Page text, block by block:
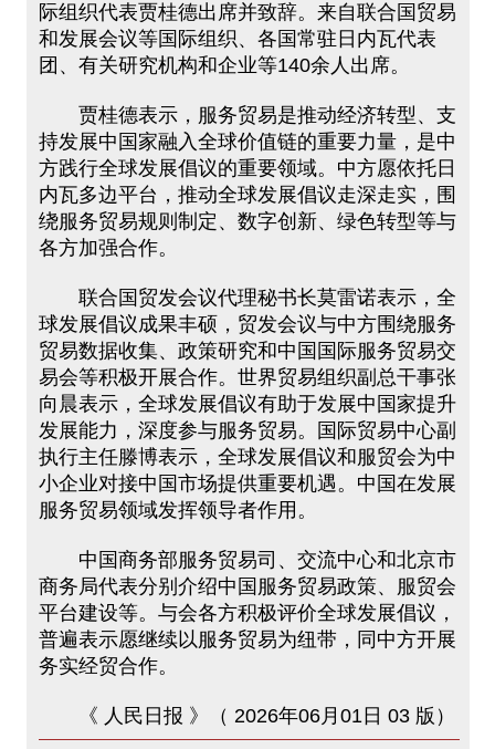
际组织代表贾桂德出席并致辞。来自联合国贸易
和发展会议等国际组织、各国常驻日内瓦代表
团、有关研究机构和企业等140余人出席。
贾桂德表示，服务贸易是推动经济转型、支
持发展中国家融入全球价值链的重要力量，是中
方践行全球发展倡议的重要领域。中方愿依托日
内瓦多边平台，推动全球发展倡议走深走实，围
绕服务贸易规则制定、数字创新、绿色转型等与
各方加强合作。
联合国贸发会议代理秘书长莫雷诺表示，全
球发展倡议成果丰硕，贸发会议与中方围绕服务
贸易数据收集、政策研究和中国国际服务贸易交
易会等积极开展合作。世界贸易组织副总干事张
向晨表示，全球发展倡议有助于发展中国家提升
发展能力，深度参与服务贸易。国际贸易中心副
执行主任滕博表示，全球发展倡议和服贸会为中
小企业对接中国市场提供重要机遇。中国在发展
服务贸易领域发挥领导者作用。
中国商务部服务贸易司、交流中心和北京市
商务局代表分别介绍中国服务贸易政策、服贸会
平台建设等。与会各方积极评价全球发展倡议，
普遍表示愿继续以服务贸易为纽带，同中方开展
务实经贸合作。
《 人民日报 》（ 2026年06月01日 03 版）